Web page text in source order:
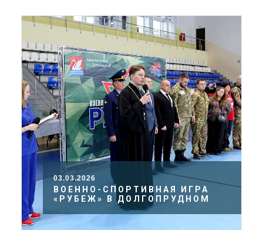
03.03.2026
ВОЕННО-СПОРТИВНАЯ ИГРА
«РУБЕЖ» В ДОЛГОПРУДНОМ